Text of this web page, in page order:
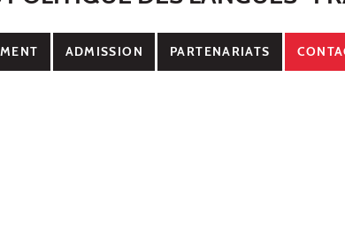
ADMISSION PARTENARIATS